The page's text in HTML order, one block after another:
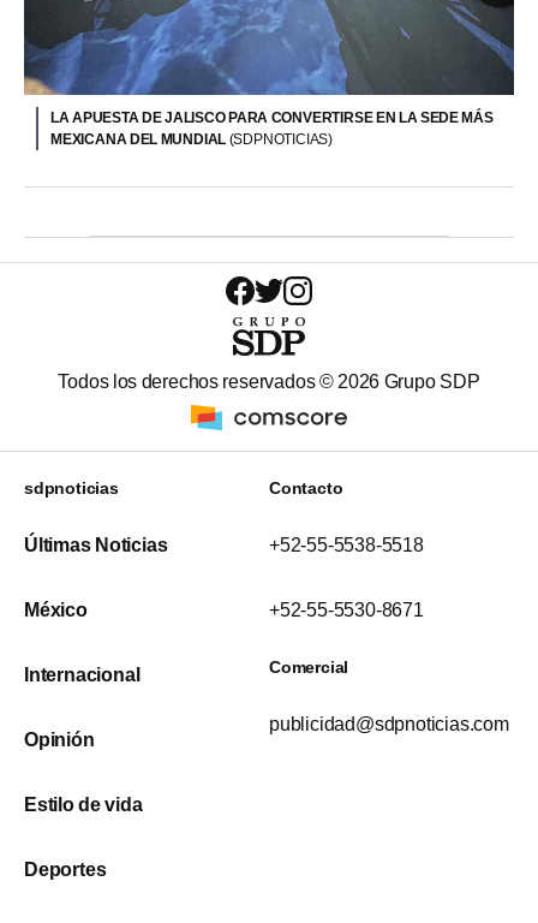
LA APUESTA DE JALISCO PARA CONVERTIRSE EN LA SEDE MÁS
MEXICANA DEL MUNDIAL (SDPNOTICIAS)
Todos los derechos reservados © 2026 Grupo SDP
sdpnoticias
Últimas Noticias
México
Internacional
Opinión
Estilo de vida
Deportes
Contacto
+52-55-5538-5518
+52-55-5530-8671
Comercial
publicidad@sdpnoticias.com